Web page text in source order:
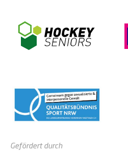
Gefördert durch